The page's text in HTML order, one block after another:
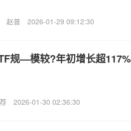
赵普 2026-01-29 09:12:30
规—模较?年初增长超117%
2026-01-30 02:36:30